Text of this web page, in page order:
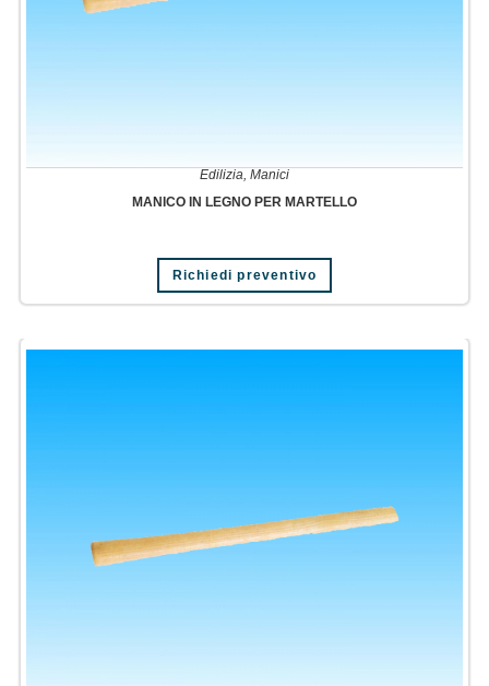
Edilizia Manici
MANICO IN LEGNO PER MARTELLO
Richiedi preventivo